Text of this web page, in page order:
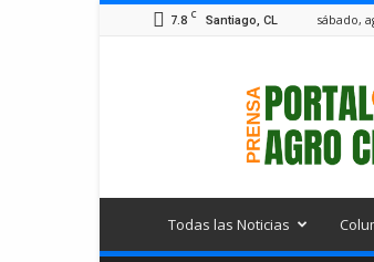
7.8 C Santiago, CL sábado,
Todas las Noticias